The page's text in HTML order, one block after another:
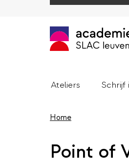
Ateliers Schrijf
Home
Point of